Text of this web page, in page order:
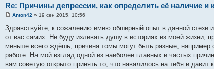
Re: Причины депрессии, как определить её наличие и
Anton42 » 19 сен 2015, 10:56
Здравствуйте, к сожалению имею обширный опыт в данной стези
от вас самих. Не буду изливать душу в историях из моей жизни,
меньше всего ждёшь, причина томы могут быть разные, например
работе. На мой взгляд одной из наиболее главных и частых
вам советую открыто принять то, что навалилось на тебя и